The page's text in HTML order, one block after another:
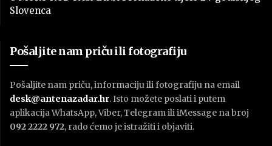
Slovenca
Pošaljite nam priču ili fotografiju
Pošaljite nam priču, informaciju ili fotografiju na email
desk@antenazadar.hr. Isto možete poslati i putem
aplikacija WhatsApp, Viber, Telegram ili iMessage na broj
092 2222 972, rado ćemo je istražiti i objaviti.